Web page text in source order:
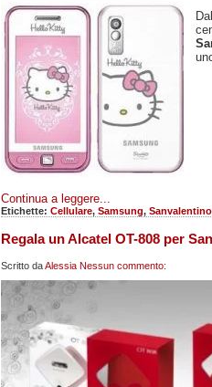
Dal
Continua a leggere...
Etichette: Cellulare, Samsung, Sanvalentino
Regala un Alcatel OT-808 per
Scritto daAlessia Nessun commento: